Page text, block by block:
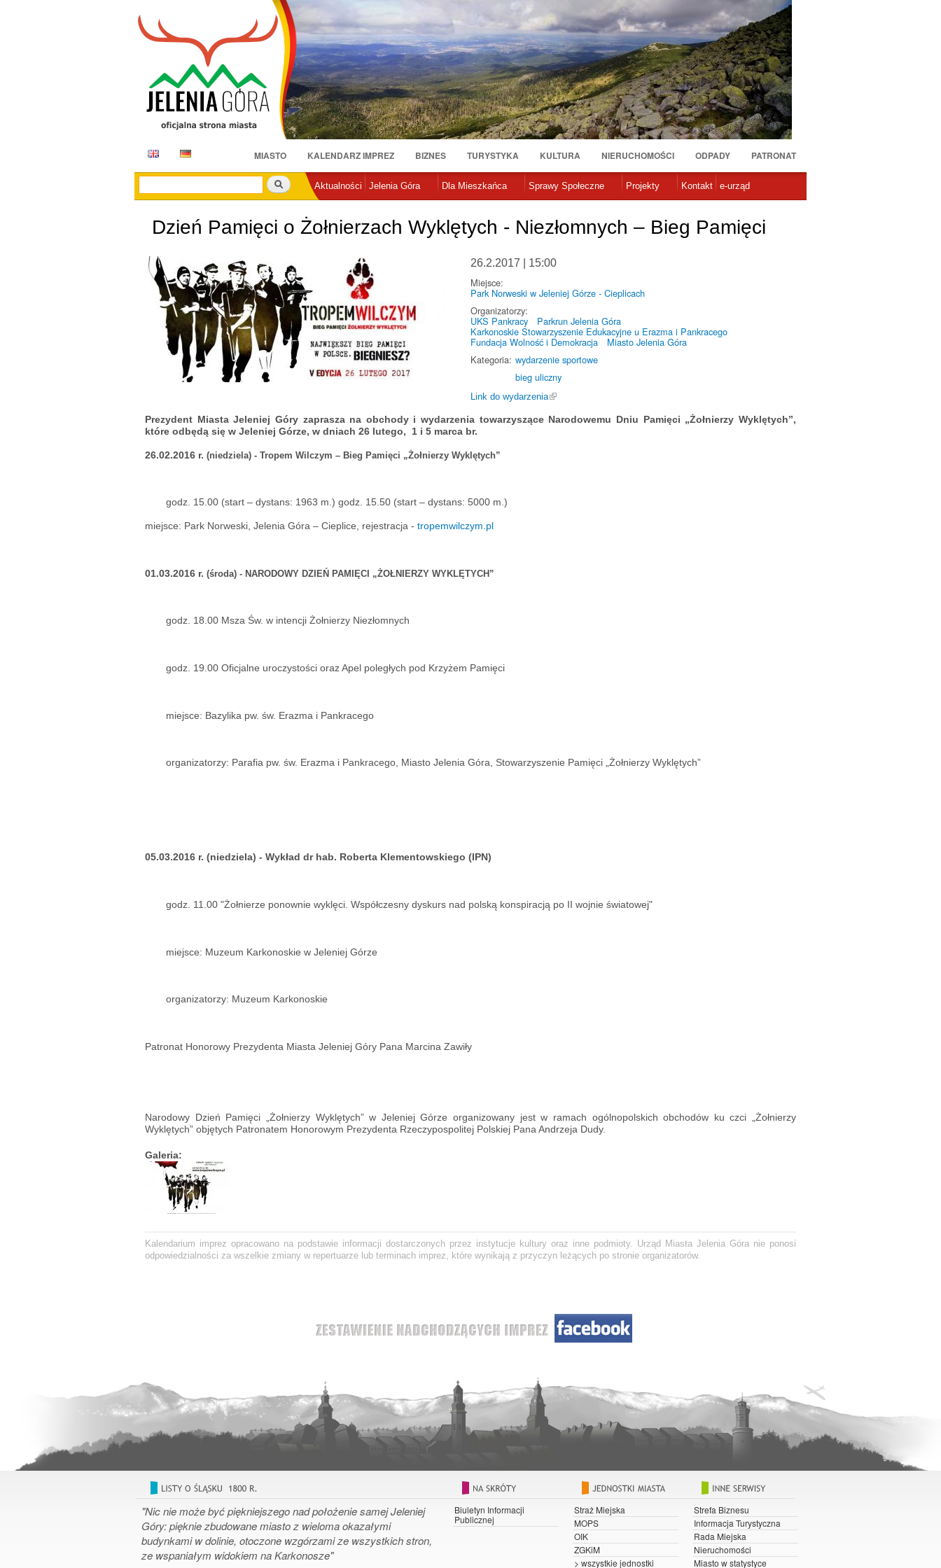
E
D
MIASTO KALENDARZ IMPREZ BIZNES TURYSTYKA KULTURA NIERUCHOMOŚCI ODPADY PATRONAT
Szukaj
Aktualności Jelenia Góra Dla Mieszkańca Sprawy Społeczne Projekty Kontakt e-urząd
Dzień Pamięci o Żołnierzach Wyklętych - Niezłomnych – Bieg Pamięci
26.2.2017 | 15:00
Miejsce:
Park Norweski w Jeleniej Górze - Cieplicach
Organizatorzy:
UKS Pankracy Parkrun Jelenia Góra
Karkonoskie Stowarzyszenie Edukacyjne u Erazma i Pankracego
Fundacja Wolność i Demokracja
Miasto Jelenia Góra
Kategoria: wydarzenie sportowe
bieg uliczny
Link do wydarzenia
Prezydent Miasta Jeleniej Góry zaprasza na obchody i wydarzenia towarzyszące Narodowemu Dniu Pamięci „Żołnierzy Wyklętych”,
które odbędą się w Jeleniej Górze, w dniach 26 lutego, 1 i 5 marca br.
26.02.2016 r. (niedziela) - Tropem Wilczym – Bieg Pamięci „Żołnierzy Wyklętych”
godz. 15.00 (start – dystans: 1963 m.) godz. 15.50 (start – dystans: 5000 m.)
miejsce: Park Norweski, Jelenia Góra – Cieplice, rejestracja - tropemwilczym.pl
01.03.2016 r. (środa) - NARODOWY DZIEŃ PAMIĘCI „ŻOŁNIERZY WYKLĘTYCH”
godz. 18.00 Msza Św. w intencji Żołnierzy Niezłomnych
godz. 19.00 Oficjalne uroczystości oraz Apel poległych pod Krzyżem Pamięci
miejsce: Bazylika pw. św. Erazma i Pankracego
organizatorzy: Parafia pw. św. Erazma i Pankracego, Miasto Jelenia Góra, Stowarzyszenie Pamięci „Żołnierzy Wyklętych”
05.03.2016 r. (niedziela) - Wykład dr hab. Roberta Klementowskiego (IPN)
godz. 11.00 "Żołnierze ponownie wyklęci. Współczesny dyskurs nad polską konspiracją po II wojnie światowej"
miejsce: Muzeum Karkonoskie w Jeleniej Górze
organizatorzy: Muzeum Karkonoskie
Patronat Honorowy Prezydenta Miasta Jeleniej Góry Pana Marcina Zawiły
Narodowy Dzień Pamięci „Żołnierzy Wyklętych” w Jeleniej Górze organizowany jest w ramach ogólnopolskich obchodów ku czci „Żołnierzy
Wyklętych” objętych Patronatem Honorowym Prezydenta Rzeczypospolitej Polskiej Pana Andrzeja Dudy.
Galeria:
Kalendarium imprez opracowano na podstawie informacji dostarczonych przez instytucje kultury oraz inne podmioty. Urząd Miasta Jelenia Góra nie ponosi
odpowiedzialności za wszelkie zmiany w repertuarze lub terminach imprez, które wynikają z przyczyn leżących po stronie organizatorów.
"Nic nie może być piękniejszego nad położenie samej Jeleniej
Góry: pięknie zbudowane miasto z wieloma okazałymi
budynkami w dolinie, otoczone wzgórzami ze wszystkich stron,
ze wspaniałym widokiem na Karkonosze"
Biuletyn Informacji
Publicznej
Straż Miejska
MOPS
OIK
ZGKiM
> wszystkie jednostki
Strefa Biznesu
Informacja Turystyczna
Rada Miejska
Nieruchomości
Miasto w statystyce